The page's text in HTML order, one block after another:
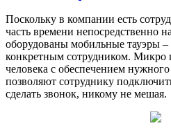
Поскольку в компании есть
часть времени непосредственно
оборудованы мобильные тауэры –
конкретным сотрудником. Микро
человека с обеспечением
позволяют сотруднику
сделать звонок, никому не мешая.